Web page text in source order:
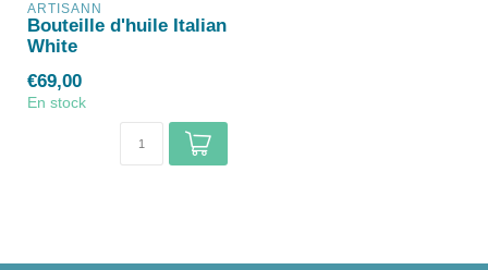
ARTISANN
Bouteille d'huile Italian
White
€69,00
En stock